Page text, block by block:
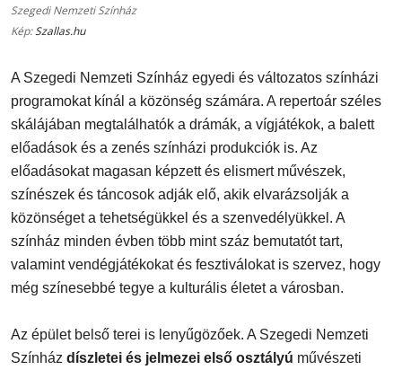
Szegedi Nemzeti Színház
Kép:Szallas.hu
A Szegedi Nemzeti Színház egyedi és változatos színházi
programokat kínál a közönség számára. A repertoár széles
skálájában megtalálhatók a drámák, a vígjátékok, a balett
előadások és a zenés színházi produkciók is. Az
előadásokat magasan képzett és elismert művészek,
színészek és táncosok adják elő, akik elvarázsolják a
közönséget a tehetségükkel és a szenvedélyükkel. A
színház minden évben több mint száz bemutatót tart,
valamint vendégjátékokat és fesztiválokat is szervez, hogy
még színesebbé tegye a kulturális életet a városban.
Az épület belső terei is lenyűgözőek. A Szegedi Nemzeti
Színház díszletei és jelmezei első osztályú művészeti